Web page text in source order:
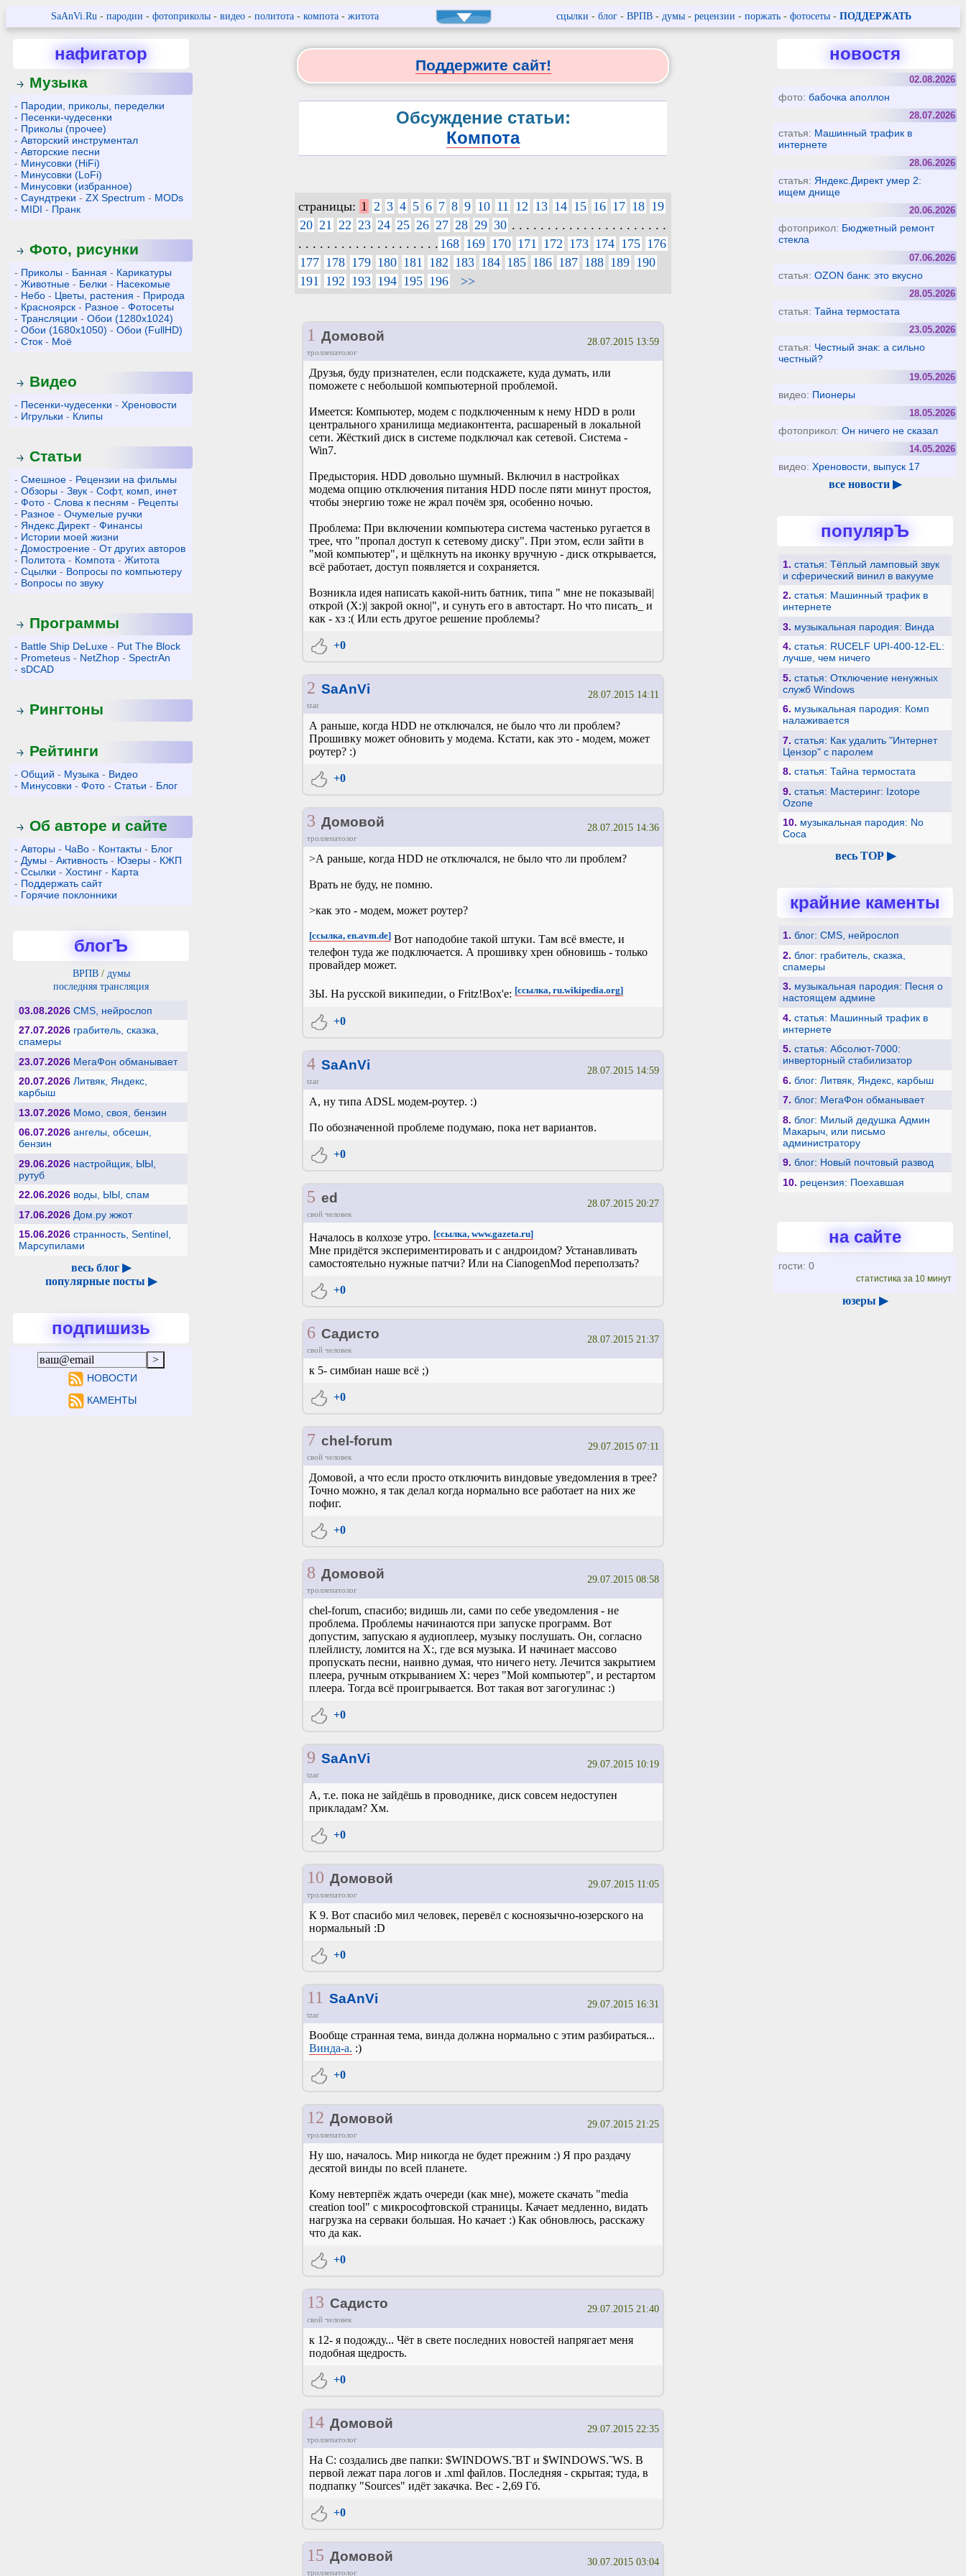
SaAnVi.Ru- пародии - фотоприколы- видео- политота- компота- житота сцылки - блог- ВРПВ- думы- рецензии - поржать- фотосеты - ПОДДЕРЖАТЬ
нафигатор
Музыка
- Пародии, приколы, переделки
- Песенки-чудесенки
- Приколы (прочее)
-Авторский инструментал
-Авторские песни
- Минусовки (HiFi)
- Минусовки (LoFi)
- Минусовки (избранное)
-Саундтреки -ZX Spectrum - MODs
- MIDI - Пранк
Фото, рисунки
- Приколы - Банная - Карикатуры
-Животные - Белки - Насекомые
- Небо - Цветы, растения - Природа
- Красноярск - Разное -Фотосеты
-Трансляции -Обои (1280x1024)
-Обои (1680x1050) -Обои (FullHD)
-Сток - Моё
Видео
- Песенки-чудесенки -Хреновости
- Игрульки - Клипы
Статьи
-Смешное - Рецензии на фильмы
-Обзоры -Звук -Софт, комп, инет
-Фото -Слова к песням - Рецепты
- Разное -Очумелые ручки
- Яндекс.Директ-Финансы
- Истории моей жизни
- Домостроение -От других авторов
- Политота - Компота -Житота
-Сцылки - Вопросы по компьютеру
- Вопросы по звуку
Программы
- Battle Ship DeLuxe - Put The Block
- Prometeus - NetZhop -SpectrAn
-sDCAD
Рингтоны
Рейтинги
-Общий - Музыка - Видео
- Минусовки -Фото -Статьи - Блог
Об авторе и сайте
-Авторы - ЧаВо - Контакты - Блог
- Думы -Активность - Юзеры - КЖП
-Ссылки -Хостинг - Карта
- Поддержать сайт
- Горячие поклонники
блогЪ
ВРПВ/ думы
последняя трансляция
03.08.2026 CMS, нейрослоп
27.07.2026 грабитель, сказка,
спамеры
23.07.2026 МегаФон обманывает
20.07.2026 Литвяк, Яндекс,
карбыш
13.07.2026 Момо, своя, бензин
06.07.2026 ангелы, обсешн,
бензин
29.06.2026 настройщик, ЫЫ,
рутуб
22.06.2026 воды, ЫЫ, спам
17.06.2026 Дом.ру жжот
15.06.2026 странность, Sentinel,
Марсупилами
весь блог ▶
популярные посты ▶
подпишизь
НОВОСТИ
КАМЕНТЫ
Поддержите сайт!
Обсуждение статьи:
Компота
страницы: 1 2 3 4 5 6 7 8 9 10 11 12 13 14 15 16 17 18 19
20 21 22 23 24 25 26 27 28 29 30 . . . . . . . . . . . . . . . . . . . . . .
. . . . . . . . . . . . . . . . . . . . 168 169 170 171 172 173 174 175 176
177 178 179 180 181 182 183 184 185 186 187 188 189 190
191
192 193 194 195 196 >>
1 Домовой
троллепатолог
28.07.2015 13:59
Друзья, буду признателен, если подскажете, куда думать, или
поможете с небольшой компьютерной проблемой.
Имеется: Компьютер, модем с подключенным к нему HDD в роли
центрального хранилища медиаконтента, расшареный в локальной
сети. Жёсткий диск в системе подключал как сетевой. Система -
Win7.
Предыстория. HDD довольно шумный. Включил в настройках
модема опцию отключения питания HDD после пяти минут простоя,
чтобы энергию тоже не жрал почём зря, особенно ночью.
Проблема: При включении компьютера система частенько ругается в
трее, что "пропал доступ к сетевому диску". При этом, если зайти в
"мой компьютер", и щёлкнуть на иконку вручную - диск открывается,
всё работает, доступ появляется и сохраняется.
Возникла идея написать какой-нить батник, типа " мне не показывай|
открой (X:)| закрой окно|", и сунуть его в автостарт. Но что писать_ и
как - хз :( Или есть другое решение проблемы?
+0
2 SaAnVi
tzar
28.07.2015 14:11
А раньше, когда HDD не отключался, не было что ли проблем?
Прошивку может обновить у модема. Кстати, как это - модем, может
роутер? :)
+0
3 Домовой
троллепатолог
28.07.2015 14:36
>А раньше, когда HDD не отключался, не было что ли проблем?
Врать не буду, не помню.
>как это - модем, может роутер?
[ссылка, en.avm.de] Вот наподобие такой штуки. Там всё вместе, и
телефон туда же подключается. А прошивку хрен обновишь - только
провайдер может.
ЗЫ. На русской википедии, о Fritz!Box'e: [ссылка, ru.wikipedia.org]
+0
4 SaAnVi
tzar
28.07.2015 14:59
А, ну типа ADSL модем-роутер. :)
По обозначенной проблеме подумаю, пока нет вариантов.
+0
5 ed
свой человек
28.07.2015 20:27
Началось в колхозе утро. [ссылка, www.gazeta.ru]
Мне придётся экспериментировать и с андроидом? Устанавливать
самостоятельно нужные патчи? Или на CianogenMod переползать?
+0
6 Садисто
свой человек
28.07.2015 21:37
к 5- симбиан наше всё ;)
+0
7 chel-forum
свой человек
29.07.2015 07:11
Домовой, а что если просто отключить виндовые уведомления в трее?
Точно можно, я так делал когда нормально все работает на них же
пофиг.
+0
8 Домовой
троллепатолог
29.07.2015 08:58
chel-forum, спасибо; видишь ли, сами по себе уведомления - не
проблема. Проблемы начинаются при запуске программ. Вот
допустим, запускаю я аудиоплеер, музыку послушать. Он, согласно
плейлисту, ломится на X:, где вся музыка. И начинает массово
пропускать песни, наивно думая, что ничего нету. Лечится закрытием
плеера, ручным открыванием X: через "Мой компьютер", и рестартом
плеера. Тогда всё проигрывается. Вот такая вот загогулинаc :)
+0
9 SaAnVi
tzar
29.07.2015 10:19
А, т.е. пока не зайдёшь в проводнике, диск совсем недоступен
прикладам? Хм.
+0
10 Домовой
троллепатолог
29.07.2015 11:05
К 9. Вот спасибо мил человек, перевёл с косноязычно-юзерского на
нормальный :D
+0
11 SaAnVi
tzar
29.07.2015 16:31
Вообще странная тема, винда должна нормально с этим разбираться...
Винда-а. :)
+0
12 Домовой
троллепатолог
29.07.2015 21:25
Ну шо, началось. Мир никогда не будет прежним :) Я про раздачу
десятой винды по всей планете.
Кому невтерпёж ждать очереди (как мне), можете скачать "media
creation tool" с микрософтовской страницы. Качает медленно, видать
нагрузка на серваки большая. Но качает :) Как обновлюсь, расскажу
что да как.
+0
13 Садисто
свой человек
29.07.2015 21:40
к 12- я подожду... Чёт в свете последних новостей напрягает меня
подобная щедрость.
+0
14 Домовой
троллепатолог
29.07.2015 22:35
На С: создались две папки: $WINDOWS.˜BT и $WINDOWS.˜WS. В
первой лежат пара логов и .xml файлов. Последняя - скрытая; туда, в
подпапку "Sources" идёт закачка. Вес - 2,69 Гб.
+0
15 Домовой
троллепатолог
30.07.2015 03:04
новостя
02.08.2026
фото:бабочка аполлон
28.07.2026
статья: Машинный трафик в
интернете
28.06.2026
статья: Яндекс.Директ умер 2:
ищем днище
20.06.2026
фотоприкол: Бюджетный ремонт
стекла
07.06.2026
статья:OZON банк: это вкусно
28.05.2026
статья:Тайна термостата
23.05.2026
статья: Честный знак: а сильно
честный?
19.05.2026
видео: Пионеры
18.05.2026
фотоприкол:Он ничего не сказал
14.05.2026
видео:Хреновости, выпуск 17
все новости ▶
популярЪ
1. статья: Тёплый ламповый звук
и сферический винил в вакууме
2. статья: Машинный трафик в
интернете
3. музыкальная пародия: Винда
4. статья: RUCELF UPI-400-12-EL:
лучше, чем ничего
5. статья: Отключение ненужных
служб Windows
6. музыкальная пародия: Комп
налаживается
7. статья: Как удалить "Интернет
Цензор" с паролем
8. статья: Тайна термостата
9. статья: Мастеринг: Izotope
Ozone
10. музыкальная пародия: No
Coca
весь TOP ▶
крайние каменты
1. блог: CMS, нейрослоп
2. блог: грабитель, сказка,
спамеры
3. музыкальная пародия: Песня о
настоящем админе
4. статья: Машинный трафик в
интернете
5. статья: Абсолют-7000:
инверторный стабилизатор
6. блог: Литвяк, Яндекс, карбыш
7. блог: МегаФон обманывает
8. блог: Милый дедушка Админ
Макарыч, или письмо
администратору
9. блог: Новый почтовый развод
10. рецензия: Поехавшая
на сайте
гости: 0
статистика за 10 минут
юзеры ▶